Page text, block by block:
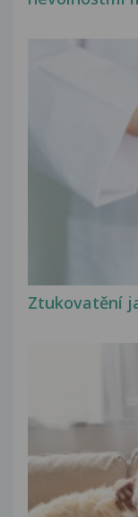
Ztukovatění